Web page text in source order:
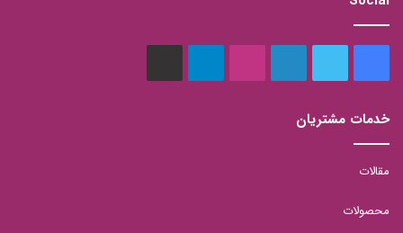
بسوزاند.
خدمات مشتریان
مقالات
محصولات